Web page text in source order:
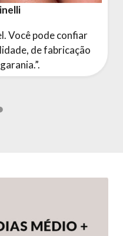
Você pode confiar
de fabricação
”.